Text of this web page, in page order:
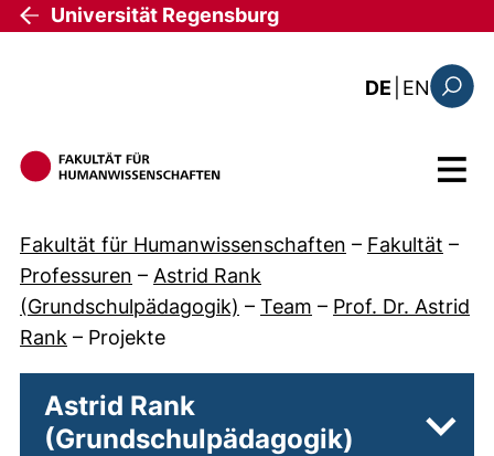
Direkt zum Inhalt
Universität Regensburg
DE EN: the
Menü
Fakultät für Humanwissenschaften – Fakultät –
Professuren – Astrid Rank
(Grundschulpädagogik) – Team – Prof. Dr. Astrid
Rank – Projekte
Astrid Rank
(Grundschulpädagogik)